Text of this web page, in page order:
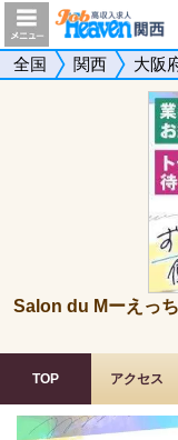
全国 関西 大阪
Salon du Mーえっ
TOP アクセス